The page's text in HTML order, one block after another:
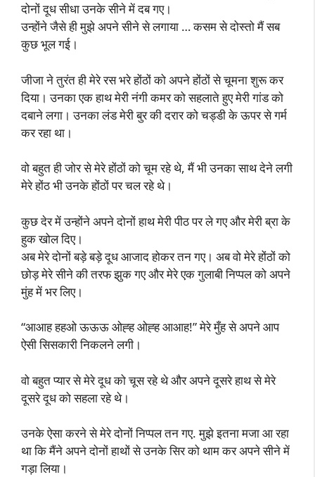
दोनों दूध सीधा उनके सीने में दब गए।
उन्होंने जैसे ही मुझे अपने सीने से लगाया … कसम से दोस्तो मैं सब
कुछ भूल गई।
जीजा ने तुरंत ही मेरे रस भरे होंठों को अपने होंठों से चूमना शुरू कर
दिया। उनका एक हाथ मेरी नंगी कमर को सहलाते हुए मेरी गांड को
दबाने लगा। उनका लंड मेरी बुर की दरार को चड्डी के ऊपर से गर्म
कर रहा था।
वो बहुत ही जोर से मेरे होंठों को चूम रहे थे, मैं भी उनका साथ देने लगी
मेरे होंठ भी उनके होंठों पर चल रहे थे।
कुछ देर में उन्होंने अपने दोनों हाथ मेरी पीठ पर ले गए और मेरी ब्रा के
हुक खोल दिए।
अब मेरे दोनों बड़े बड़े दूध आजाद होकर तन गए। अब वो मेरे होंठों को
छोड़ मेरे सीने की तरफ झुक गए और मेरे एक गुलाबी निप्पल को अपने
मुंह में भर लिए।
“आआह हहओ ऊऊऊ ओह्ह ओह्ह आआह!” मेरे मुँह से अपने आप
ऐसी सिसकारी निकलने लगी।
वो बहुत प्यार से मेरे दूध को चूस रहे थे और अपने दूसरे हाथ से मेरे
दूसरे दूध को सहला रहे थे।
उनके ऐसा करने से मेरे दोनों निप्पल तन गए. मुझे इतना मजा आ रहा
था कि मैंने अपने दोनों हाथों से उनके सिर को थाम कर अपने सीने में
गड़ा लिया।